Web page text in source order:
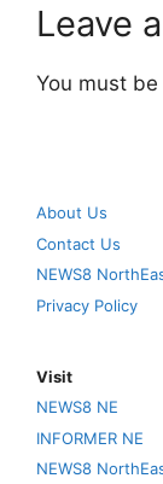
Leave
You must be
About Us
Contact Us
NEWS8
Privacy Policy
Visit
NEWS8 NE
INFORMER NE
NEWS8